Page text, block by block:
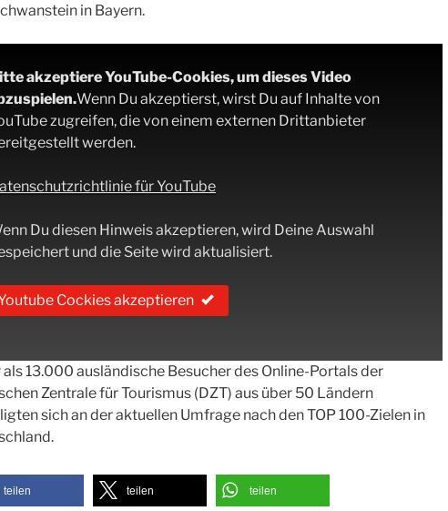
in Bayern.
akzeptiere YouTube-Cookies, um dieses Video
Wenn Du akzeptierst, wirst Du auf Inhalte von
zugreifen, die von einem externen Drittanbieter
werden.
für YouTube
Du diesen Hinweis akzeptieren, wird Deine Auswahl
und die Seite wird aktualisiert.
Cockies akzeptieren
als 13.000 ausländische Besucher des Online-Portals der
Zentrale für Tourismus (DZT) aus über 50 Ländern
sich an der aktuellen Umfrage nach den TOP 100-Zielen in
teilen teilen teilen